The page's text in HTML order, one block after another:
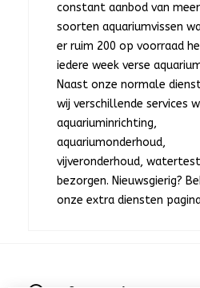
constant aanbod van
soorten aquariumvissen
er ruim 200 op voorraad
iedere week verse
Naast onze normale
wij verschillende services
aquariuminrichting,
aquariumonderhoud,
vijveronderhoud,
bezorgen. Nieuwsgierig?
onze extra diensten